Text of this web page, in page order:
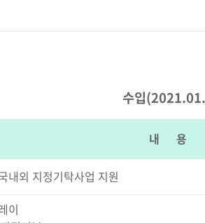
수입
내 용
내외 지정기탁사업 지원
이